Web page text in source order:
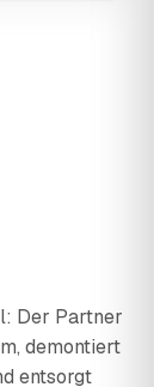
Der Partner
demontiert
entsorgt